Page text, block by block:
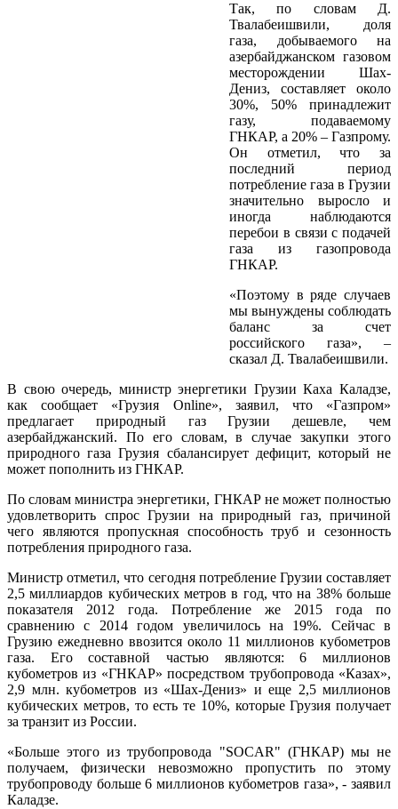
Так, по словам Д.
Твалабеишвили, доля
газа, добываемого на
азербайджанском газовом
месторождении Шах-
Дениз, составляет около
30%, 50% принадлежит
газу, подаваемому
ГНКАР, а 20% – Газпрому.
Он отметил, что за
последний период
потребление газа в Грузии
значительно выросло и
иногда наблюдаются
перебои в связи с подачей
газа из газопровода
ГНКАР.
«Поэтому в ряде случаев
мы вынуждены соблюдать
баланс за счет
российского газа», –
сказал Д. Твалабеишвили.
В свою очередь, министр энергетики Грузии Каха Каладзе,
как сообщает «Грузия Online», заявил, что «Газпром»
предлагает природный газ Грузии дешевле, чем
азербайджанский. По его словам, в случае закупки этого
природного газа Грузия сбалансирует дефицит, который не
может пополнить из ГНКАР.
По словам министра энергетики, ГНКАР не может полностью
удовлетворить спрос Грузии на природный газ, причиной
чего являются пропускная способность труб и сезонность
потребления природного газа.
Министр отметил, что сегодня потребление Грузии составляет
2,5 миллиардов кубических метров в год, что на 38% больше
показателя 2012 года. Потребление же 2015 года по
сравнению с 2014 годом увеличилось на 19%. Сейчас в
Грузию ежедневно ввозится около 11 миллионов кубометров
газа. Его составной частью являются: 6 миллионов
кубометров из «ГНКАР» посредством трубопровода «Казах»,
2,9 млн. кубометров из «Шах-Дениз» и еще 2,5 миллионов
кубических метров, то есть те 10%, которые Грузия получает
за транзит из России.
«Больше этого из трубопровода "SOCAR" (ГНКАР) мы не
получаем, физически невозможно пропустить по этому
трубопроводу больше 6 миллионов кубометров газа», - заявил
Каладзе.